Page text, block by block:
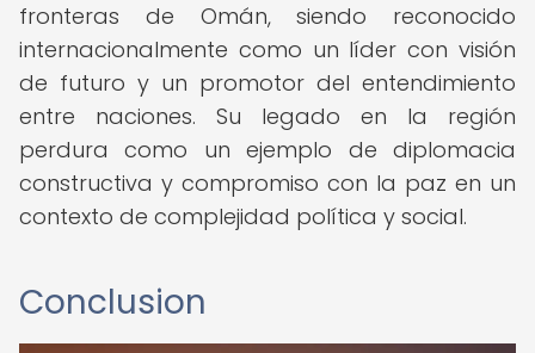
fronteras de Omán, siendo reconocido
internacionalmente como un líder con visión
de futuro y un promotor del entendimiento
entre naciones. Su legado en la región
perdura como un ejemplo de diplomacia
constructiva y compromiso con la paz en un
contexto de complejidad política y social.
Conclusion